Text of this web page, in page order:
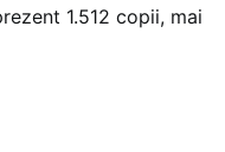
1.512 copii, mai